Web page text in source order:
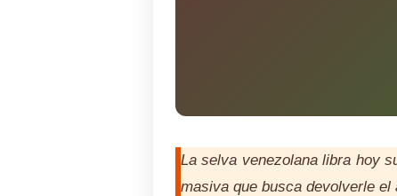
La selva venezolana libra hoy
masiva que busca devolverle